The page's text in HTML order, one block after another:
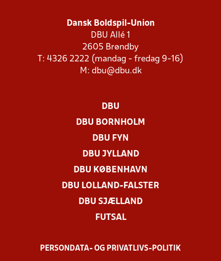
Dansk Boldspil-Union
DBU Allé 1
2605 Brøndby
T: 4326 2222 (mandag - fredag 9-16)
M: dbu@dbu.dk
DBU
DBU BORNHOLM
DBU FYN
DBU JYLLAND
DBU KØBENHAVN
DBU LOLLAND-FALSTER
DBU SJÆLLAND
FUTSAL
PERSONDATA- OG PRIVATLIVS-POLITIK